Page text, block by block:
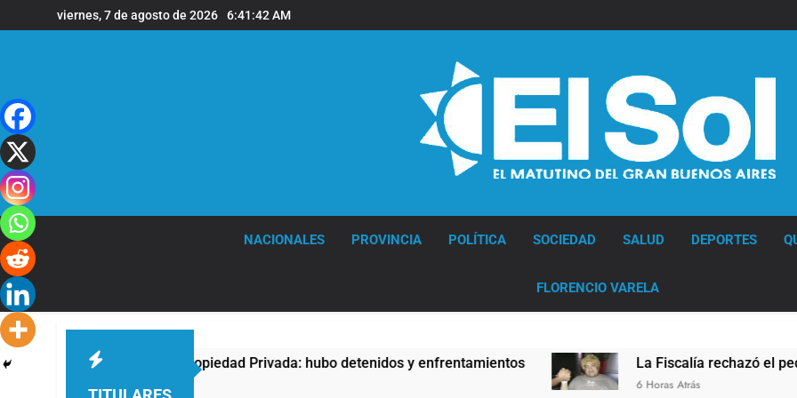
al
viernes, 7 de agosto de 2026 6:41:43 AM
NACIONALES PROVINCIA POLÍTICA SOCIEDAD SALUD DEPORTES
FLORENCIO VARELA
la Ley de Propiedad Privada: hubo detenidos y enfrentamientos La Fiscalía rechazó el pedido
6 Horas Atrás